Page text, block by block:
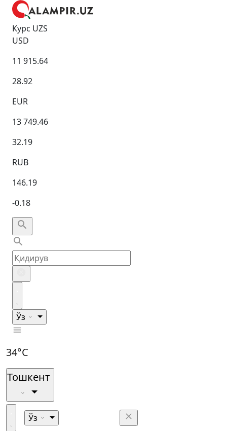
Курс UZS
USD
11 915.64
28.92
EUR
13 749.46
32.19
RUB
146.19
-0.18
Ўз
34°C
Тошкент
Ўз